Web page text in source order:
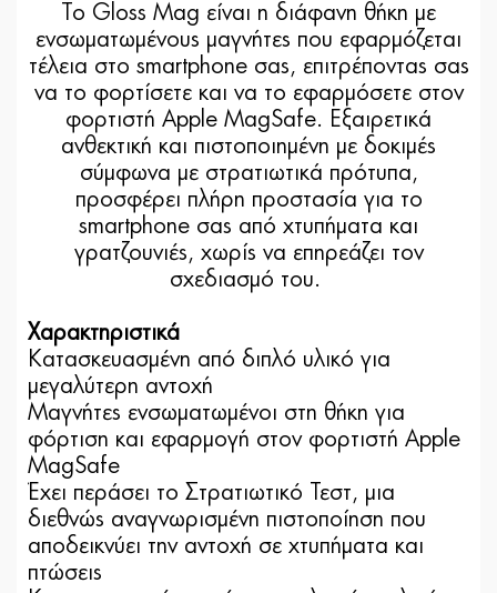
Το Gloss Mag είναι η διάφανη θήκη με
ενσωματωμένους μαγνήτες που εφαρμόζεται
τέλεια στο smartphone σας, επιτρέποντας σας
να το φορτίσετε και να το εφαρμόσετε στον
φορτιστή Apple MagSafe. Εξαιρετικά
ανθεκτική και πιστοποιημένη με δοκιμές
σύμφωνα με στρατιωτικά πρότυπα,
προσφέρει πλήρη προστασία για το
smartphone σας από χτυπήματα και
γρατζουνιές, χωρίς να επηρεάζει τον
σχεδιασμό του.
Χαρακτηριστικά
Κατασκευασμένη από διπλό υλικό για
μεγαλύτερη αντοχή
Μαγνήτες ενσωματωμένοι στη θήκη για
φόρτιση και εφαρμογή στον φορτιστή Apple
MagSafe
Έχει περάσει το Στρατιωτικό Τεστ, μια
διεθνώς αναγνωρισμένη πιστοποίηση που
αποδεικνύει την αντοχή σε χτυπήματα και
πτώσεις